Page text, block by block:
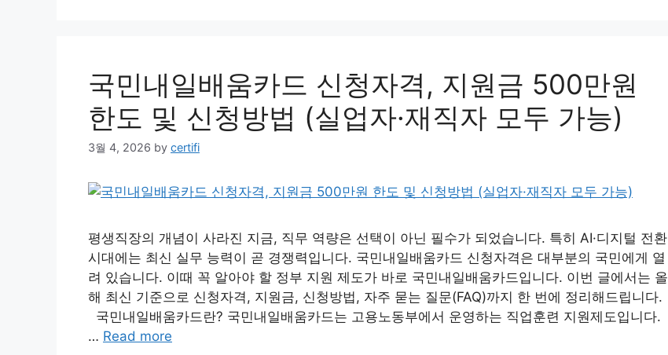
국민내일배움카드 신청자격, 지원금 500만원
한도 및 신청방법 (실업자·재직자 모두 가능)
3월 4, 2026 by certifi
평생직장의 개념이 사라진 지금, 직무 역량은 선택이 아닌 필수가 되었습니다. 특히 AI·디지털 전환
시대에는 최신 실무 능력이 곧 경쟁력입니다. 국민내일배움카드 신청자격은 대부분의 국민에게 열
려 있습니다. 이때 꼭 알아야 할 정부 지원 제도가 바로 국민내일배움카드입니다. 이번 글에서는 올
해 최신 기준으로 신청자격, 지원금, 신청방법, 자주 묻는 질문(FAQ)까지 한 번에 정리해드립니다.
국민내일배움카드란? 국민내일배움카드는 고용노동부에서 운영하는 직업훈련 지원제도입니다.
… Read more